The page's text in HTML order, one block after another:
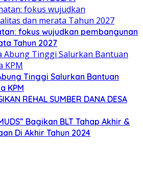
fokus wujudkan pembangunan
Tahun 2027
Tinggi Salurkan Bantuan
KPM
REHAL SUMBER DANA DESA
Bagikan BLT Tahap Akhir &
Di Akhir Tahun 2024